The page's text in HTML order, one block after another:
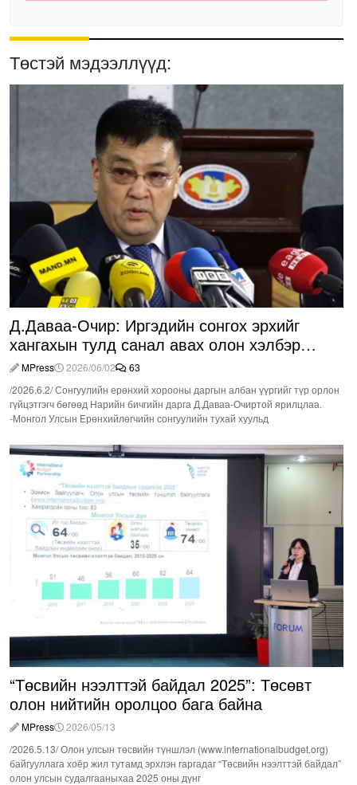
Төстэй мэдээллүүд:
Д.Даваа-Очир: Иргэдийн сонгох эрхийг
хангахын тулд санал авах олон хэлбэр
нэвтрүүлэх шаардлагатай
MPress 2026/06/02
63
/2026.6.2/ Сонгуулийн ерөнхий хорооны даргын албан үүргийг түр орлон
гүйцэтгэгч бөгөөд Нарийн бичгийн дарга Д.Даваа-Очиртой ярилцлаа.
-Монгол Улсын Ерөнхийлөгчийн сонгуулийн тухай хуульд
“Төсвийн нээлттэй байдал 2025”: Төсөвт
олон нийтийн оролцоо бага байна
MPress
2026/05/13
/2026.5.13/ Олон улсын төсвийн түншлэл (www.internationalbudget.org)
байгууллага хоёр жил тутамд эрхлэн гаргадаг “Төсвийн нээлттэй байдал”
олон улсын судалгааныхаа 2025 оны дүнг